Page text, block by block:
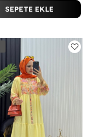
SEPETE EKLE